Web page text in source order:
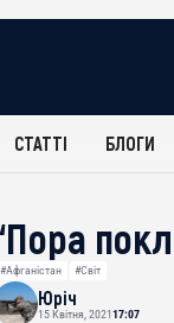
СТАТТІ БЛОГИ
#Афганістан #Світ
Юріч
15 Квітня, 202117:07